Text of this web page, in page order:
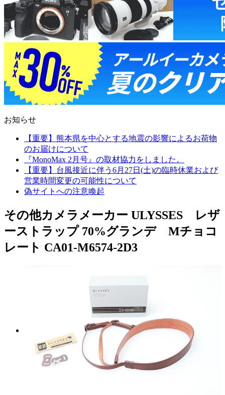
お知らせ
【重要】熊本県を中心とする地震の影響によるお荷物
のお届けについて
『MonoMax 2月号』の取材協力をしました。
【重要】台風接近に伴う6月27日(土)の臨時休業および
営業時間変更の可能性について
偽サイトへの注意喚起
その他カメラメーカー ULYSSES レザ
ーストラップ 70%グランデ Mチョコ
レート CA01-M6574-2D3